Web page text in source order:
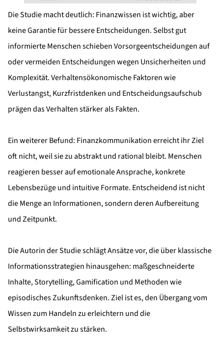
Die Studie macht deutlich: Finanzwissen ist wichtig, aber
keine Garantie für bessere Entscheidungen. Selbst gut
informierte Menschen schieben Vorsorgeentscheidungen auf
oder vermeiden Entscheidungen wegen Unsicherheiten und
Komplexität. Verhaltensökonomische Faktoren wie
Verlustangst, Kurzfristdenken und Entscheidungsaufschub
prägen das Verhalten stärker als Fakten.
Ein weiterer Befund: Finanzkommunikation erreicht ihr Ziel
oft nicht, weil sie zu abstrakt und rational bleibt. Menschen
reagieren besser auf emotionale Ansprache, konkrete
Lebensbezüge und intuitive Formate. Entscheidend ist nicht
die Menge an Informationen, sondern deren Aufbereitung
und Zeitpunkt.
Die Autorin der Studie schlägt Ansätze vor, die über klassische
Informationsstrategien hinausgehen: maßgeschneiderte
Inhalte, Storytelling, Gamification und Methoden wie
episodisches Zukunftsdenken. Ziel ist es, den Übergang vom
Wissen zum Handeln zu erleichtern und die
Selbstwirksamkeit zu stärken.